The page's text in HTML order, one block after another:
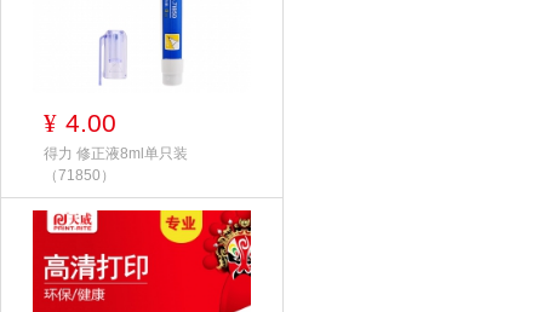
¥ 4.00
得力 修正液8ml单只装
（71850）